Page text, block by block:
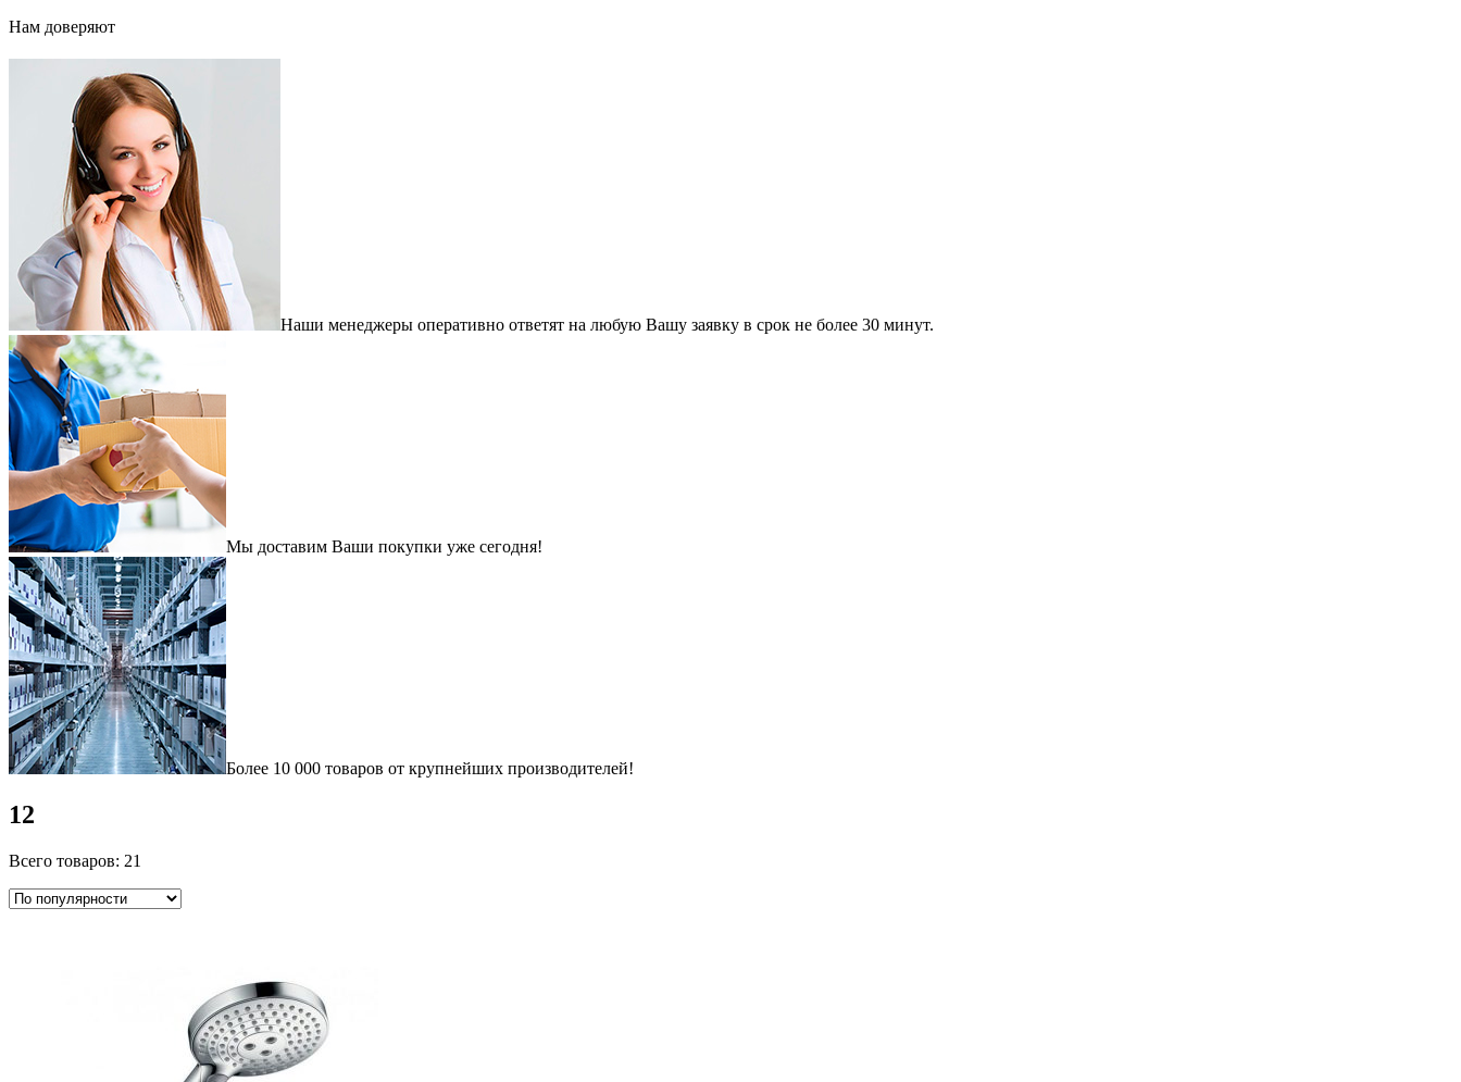
Нам доверяют
Наши менеджеры оперативно ответят на любую Вашу заявку в срок не более 30 минут.
Мы доставим Ваши покупки уже сегодня!
Более 10 000 товаров от крупнейших производителей!
12
Всего товаров: 21